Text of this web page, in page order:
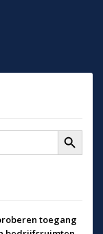
Zoekknop
toegang